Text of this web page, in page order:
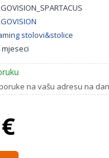
stolovi&stolice
mjeseci
na vašu adresu na
€